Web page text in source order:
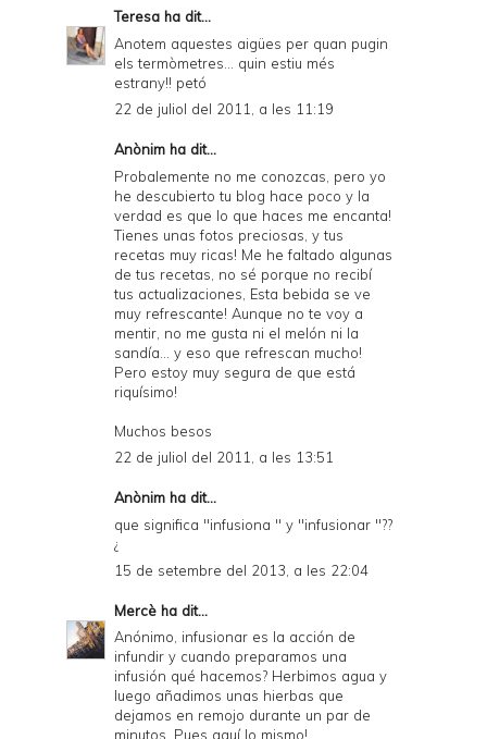
Teresa ha dit...
Anotem aquestes aigües per quan pugin
els termòmetres... quin estiu més
estrany!! petó
22 de juliol del 2011, a les 11:19
Anònim ha dit...
Probalemente no me conozcas, pero yo
he descubierto tu blog hace poco y la
verdad es que lo que haces me encanta!
Tienes unas fotos preciosas, y tus
recetas muy ricas! Me he faltado algunas
de tus recetas, no sé porque no recibí
tus actualizaciones, Esta bebida se ve
muy refrescante! Aunque no te voy a
mentir, no me gusta ni el melón ni la
sandía... y eso que refrescan mucho!
Pero estoy muy segura de que está
riquísimo!
Muchos besos
22 de juliol del 2011, a les 13:51
Anònim ha dit...
que significa ''infusiona '' y ''infusionar ''??
¿
15 de setembre del 2013, a les 22:04
Mercè ha dit...
Anónimo, infusionar es la acción de
infundir y cuando preparamos una
infusión qué hacemos? Herbimos agua y
luego añadimos unas hierbas que
dejamos en remojo durante un par de
minutos. Pues aquí lo mismo!